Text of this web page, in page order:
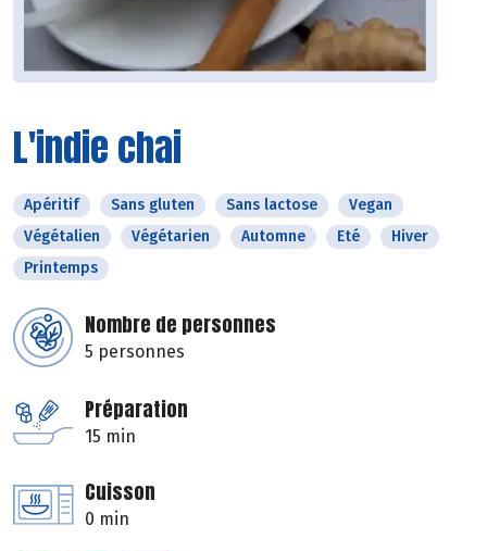
L'indie chai
Apéritif Sans gluten Sans lactose
Vegan
Végétalien
Végétarien Automne Eté
Hiver
Printemps
Nombre de personnes
5 personnes
Préparation
15 min
Cuisson
0 min